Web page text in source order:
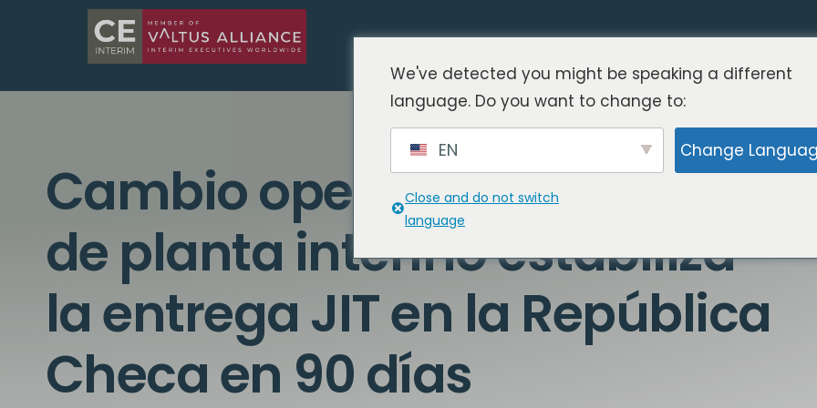
Cambio operativo: El director
de planta interino estabiliza
la entrega JIT en la República
Checa en 90 días
We've detected you might be speaking a different
language. Do you want to change to:
EN Change
Close and do not switch
language